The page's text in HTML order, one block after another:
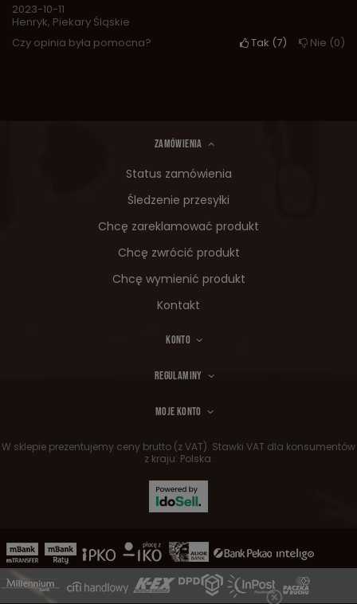
2023-10-11
Henryk, Piekary Śląskie
Czy opinia była pomocna?
Tak 7 Nie 0
ZAMÓWIENIA
Status zamówienia
Śledzenie przesyłki
Chcę zareklamować produkt
Chcę zwrócić produkt
Chcę wymienić produkt
Kontakt
KONTO
REGULAMINY
MOJE KONTO
W sklepie prezentujemy ceny brutto (z VAT). Stawki VAT dla konsumentów
z kraju: Polska.